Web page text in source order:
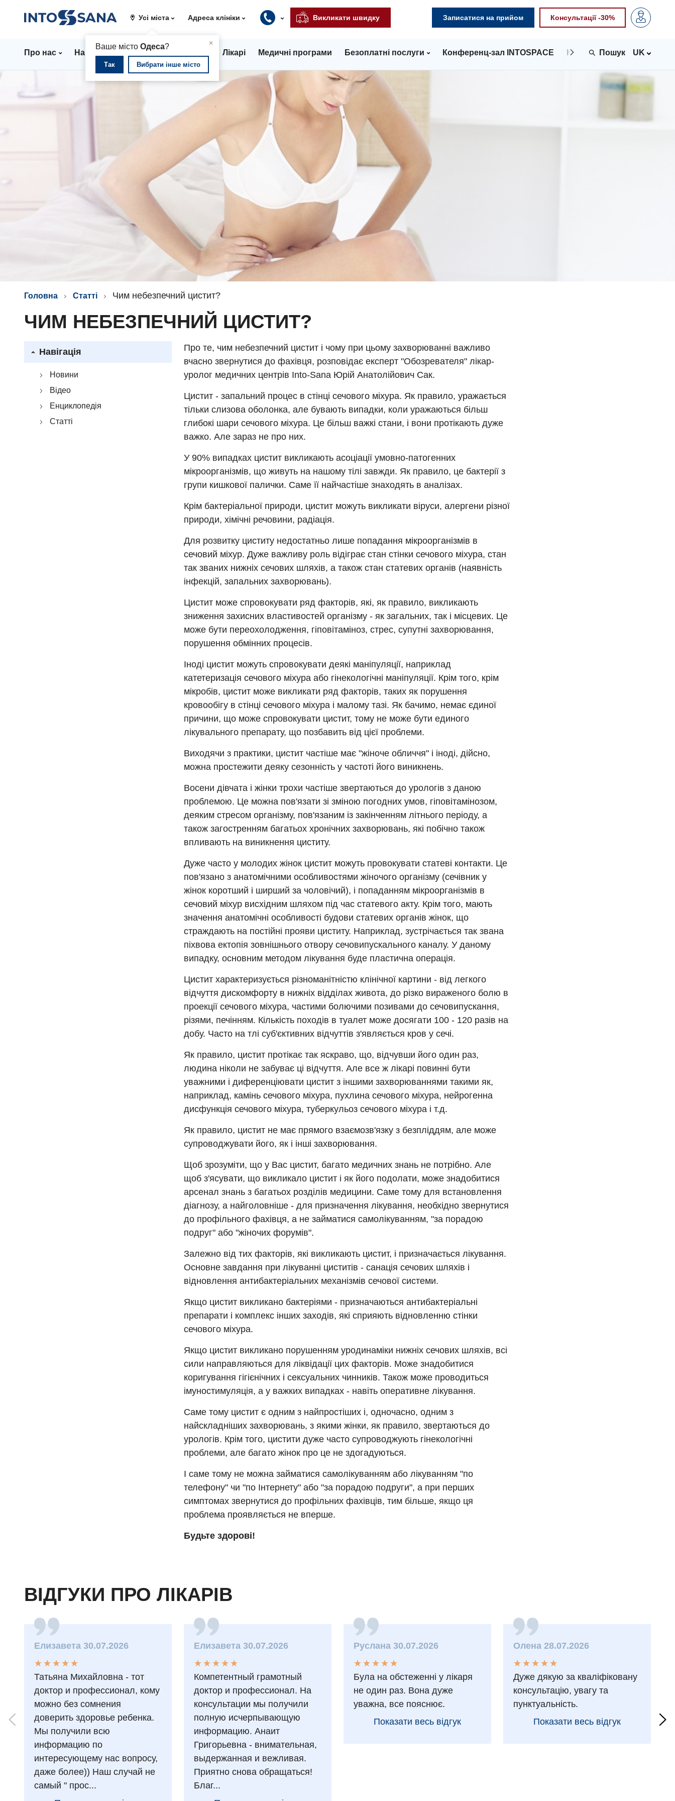
Усі міста
×
Ваше місто Одеса?
Так Вибрати інше місто
Адреса клініки Викликати швидку Записатися на прийом Консультації -30%
Про нас Напрямки Стаціонар Лікарі Медичні програми Безоплатні послуги Конференц-зал INTOSPACE Контакти UK
Головна Статті Чим небезпечний цистит?
ЧИМ НЕБЕЗПЕЧНИЙ ЦИСТИТ?
Навігація
Новини
Відео
Енциклопедія
Статті
Про те, чим небезпечний цистит і чому при цьому захворюванні важливо
вчасно звернутися до фахівця, розповідає експерт "Обозревателя" лікар-
уролог медичних центрів Into-Sana Юрій Анатолійович Сак.
Цистит - запальний процес в стінці сечового міхура. Як правило, уражається
тільки слизова оболонка, але бувають випадки, коли уражаються більш
глибокі шари сечового міхура. Це більш важкі стани, і вони протікають дуже
важко. Але зараз не про них.
У 90% випадках цистит викликають асоціації умовно-патогенних
мікроорганізмів, що живуть на нашому тілі завжди. Як правило, це бактерії з
групи кишкової палички. Саме її найчастіше знаходять в аналізах.
Крім бактеріальної природи, цистит можуть викликати віруси, алергени різної
природи, хімічні речовини, радіація.
Для розвитку циститу недостатньо лише попадання мікроорганізмів в
сечовий міхур. Дуже важливу роль відіграє стан стінки сечового міхура, стан
так званих нижніх сечових шляхів, а також стан статевих органів (наявність
інфекцій, запальних захворювань).
Цистит може спровокувати ряд факторів, які, як правило, викликають
зниження захисних властивостей організму - як загальних, так і місцевих. Це
може бути переохолодження, гіповітаміноз, стрес, супутні захворювання,
порушення обмінних процесів.
Іноді цистит можуть спровокувати деякі маніпуляції, наприклад
катетеризація сечового міхура або гінекологічні маніпуляції. Крім того, крім
мікробів, цистит може викликати ряд факторів, таких як порушення
кровообігу в стінці сечового міхура і малому тазі. Як бачимо, немає єдиної
причини, що може спровокувати цистит, тому не може бути единого
лікувального препарату, що позбавить від цієї проблеми.
Виходячи з практики, цистит частіше має "жіноче обличчя" і іноді, дійсно,
можна простежити деяку сезонність у частоті його виникнень.
Восени дівчата і жінки трохи частіше звертаються до урологів з даною
проблемою. Це можна пов'язати зі зміною погодних умов, гіповітамінозом,
деяким стресом організму, пов'язаним із закінченням літнього періоду, а
також загостренням багатьох хронічних захворювань, які побічно також
впливають на виникнення циститу.
Дуже часто у молодих жінок цистит можуть провокувати статеві контакти. Це
пов'язано з анатомічними особливостями жіночого організму (сечівник у
жінок коротший і ширший за чоловічий), і попаданням мікроорганізмів в
сечовий міхур висхідним шляхом під час статевого акту. Крім того, мають
значення анатомічні особливості будови статевих органів жінок, що
страждають на постійні прояви циститу. Наприклад, зустрічається так звана
піхвова ектопія зовнішнього отвору сечовипускального каналу. У даному
випадку, основним методом лікування буде пластична операція.
Цистит характеризується різноманітністю клінічної картини - від легкого
відчуття дискомфорту в нижніх відділах живота, до різко вираженого болю в
проекції сечового міхура, частими болючими позивами до сечовипускання,
різями, печінням. Кількість походів в туалет може досягати 100 - 120 разів на
добу. Часто на тлі суб'єктивних відчуттів з'являється кров у сечі.
Як правило, цистит протікає так яскраво, що, відчувши його один раз,
людина ніколи не забуває ці відчуття. Але все ж лікарі повинні бути
уважними і диференціювати цистит з іншими захворюваннями такими як,
наприклад, камінь сечового міхура, пухлина сечового міхура, нейрогенна
дисфункція сечового міхура, туберкульоз сечового міхура і т.д.
Як правило, цистит не має прямого взаємозв'язку з безпліддям, але може
супроводжувати його, як і інші захворювання.
Щоб зрозуміти, що у Вас цистит, багато медичних знань не потрібно. Але
щоб з'ясувати, що викликало цистит і як його подолати, може знадобитися
арсенал знань з багатьох розділів медицини. Саме тому для встановлення
діагнозу, а найголовніше - для призначення лікування, необхідно звернутися
до профільного фахівця, а не займатися самолікуванням, "за порадою
подруг" або "жіночих форумів".
Залежно від тих факторів, які викликають цистит, і призначається лікування.
Основне завдання при лікуванні циститів - санація сечових шляхів і
відновлення антибактеріальних механізмів сечової системи.
Якщо цистит викликано бактеріями - призначаються антибактеріальні
препарати і комплекс інших заходів, які сприяють відновленню стінки
сечового міхура.
Якщо цистит викликано порушенням уродинаміки нижніх сечових шляхів, всі
сили направляються для ліквідації цих факторів. Може знадобитися
коригування гігієнічних і сексуальних чинників. Також може проводиться
імуностимуляція, а у важких випадках - навіть оперативне лікування.
Саме тому цистит є одним з найпростіших і, одночасно, одним з
найскладніших захворювань, з якими жінки, як правило, звертаються до
урологів. Крім того, цистити дуже часто супроводжують гінекологічні
проблеми, але багато жінок про це не здогадуються.
І саме тому не можна займатися самолікуванням або лікуванням "по
телефону" чи "по Інтернету" або "за порадою подруги", а при перших
симптомах звернутися до профільних фахівців, тим більше, якщо ця
проблема проявляється не вперше.
Будьте здорові!
ВІДГУКИ ПРО ЛІКАРІВ
Елизавета 30.07.2026
★
★
★
★
★
★ ★ ★ ★ ★
Татьяна Михайловна - тот
доктор и профессионал, кому
можно без сомнения
доверить здоровье ребенка.
Мы получили всю
информацию по
интересующему нас вопросу,
даже более)) Наш случай не
самый " прос...
Елизавета 30.07.2026
★
★
★
★
★
★ ★ ★ ★ ★
Компетентный грамотный
доктор и профессионал. На
консультации мы получили
полную исчерпывающую
информацию. Анаит
Григорьевна - внимательная,
выдержанная и вежливая.
Приятно снова обращаться!
Благ...
Руслана 30.07.2026
★
★
★
★
★
★ ★ ★ ★ ★
Була на обстеженні у лікаря
не один раз. Вона дуже
уважна, все пояснює.
Показати весь відгук
Олена 28.07.2026
★
★
★
★
★
★ ★ ★ ★ ★
Дуже дякую за кваліфіковану
консультацію, увагу та
пунктуальність.
Показати весь відгук